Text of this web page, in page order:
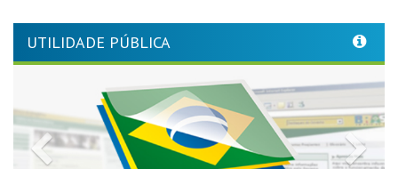
UTILIDADE PÚBLICA
Previous